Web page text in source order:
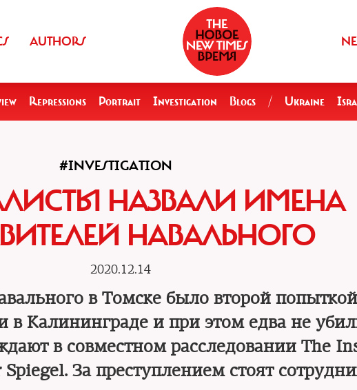
AUTHORS
Repressions Portrait Investigation Blogs / Ukraine
#INVESTIGATION
НАЗВАЛИ ИМЕНА
НАВАЛЬНОГО
2020.12.14
в Томске было второй
в Калининграде и при этом едва не
в совместном расследовании The
За преступлением стоят